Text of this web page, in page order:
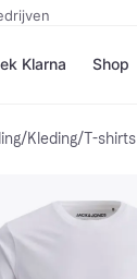
Klarna Shop
/Kleding/T-shirts